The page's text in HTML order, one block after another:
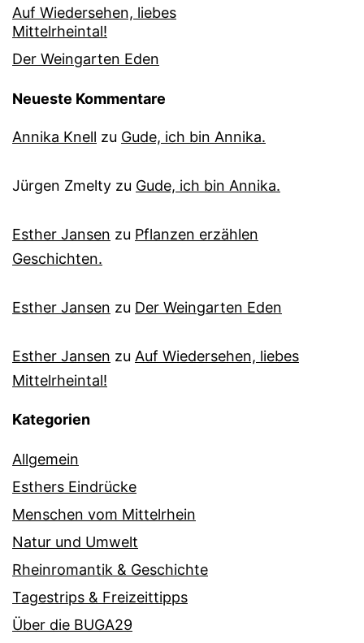
Auf Wiedersehen, liebes
Mittelrheintal!
Der Weingarten Eden
Neueste Kommentare
Annika Knell zu Gude, ich bin Annika.
Jürgen Zmelty zu Gude, ich bin Annika.
Esther Jansen zu Pflanzen erzählen
Geschichten.
Esther Jansen zu Der Weingarten Eden
Esther Jansen zu Auf Wiedersehen, liebes
Mittelrheintal!
Kategorien
Allgemein
Esthers Eindrücke
Menschen vom Mittelrhein
Natur und Umwelt
Rheinromantik & Geschichte
Tagestrips & Freizeittipps
Über die BUGA29